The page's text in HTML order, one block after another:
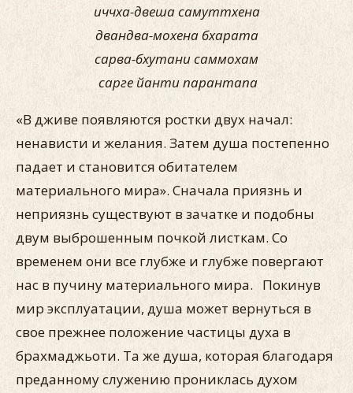
иччха-двеша самуттхена
двандва-мoхена бхарата
сарва-бхутани саммoхам
сарге йанти парантапа
«В дживе появляются ростки двух начал:
ненависти и желания. Затем душа постепенно
падает и становится обитателем
материального мира». Сначала приязнь и
неприязнь существуют в зачатке и подобны
двум выброшенным почкой листкам. Со
временем они все глубже и глубже повергают
нас в пучину материального мира. Покинув
мир эксплуатации, душа может вернуться в
свое прежнее положение частицы духа в
брахмаджьоти. Та же душа, которая благодаря
преданному служению прониклась духом